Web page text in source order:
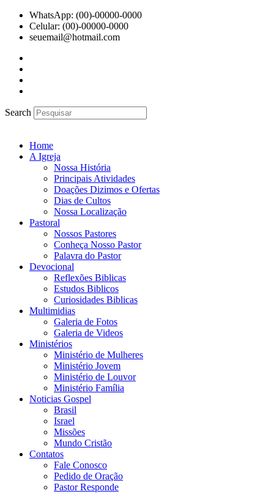
para
WhatsApp: (00)-00000-0000
Celular: (00)-00000-0000
seuemail@hotmail.com
Search
Home
A Igreja
Nossa História
Principais Atividades
Doações Dizimos e Ofertas
Dias de Cultos
Nossa Localização
Pastoral
Nossos Pastores
Conheça Nosso Pastor
Palavra do Pastor
Devocional
Reflexões Biblicas
Estudos Biblicos
Curiosidades Biblicas
Multimidias
Galeria de Fotos
Galeria de Videos
Ministérios
Ministério de Mulheres
Ministério Jovem
Ministério de Louvor
Ministério Família
Noticias Gospel
Brasil
Israel
Missões
Mundo Cristão
Contatos
Fale Conosco
Pedido de Oração
Pastor Responde